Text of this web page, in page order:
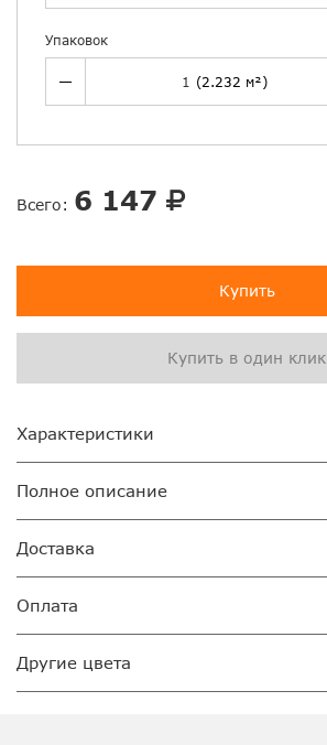
Упаковок
Всего: 6 147
Купить
Купить в один клик
Характеристики
Полное описание
Доставка
Оплата
Другие цвета